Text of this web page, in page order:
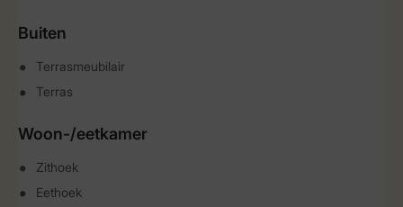
Buiten
Terrasmeubilair
Terras
Woon-/eetkamer
Zithoek
Eethoek